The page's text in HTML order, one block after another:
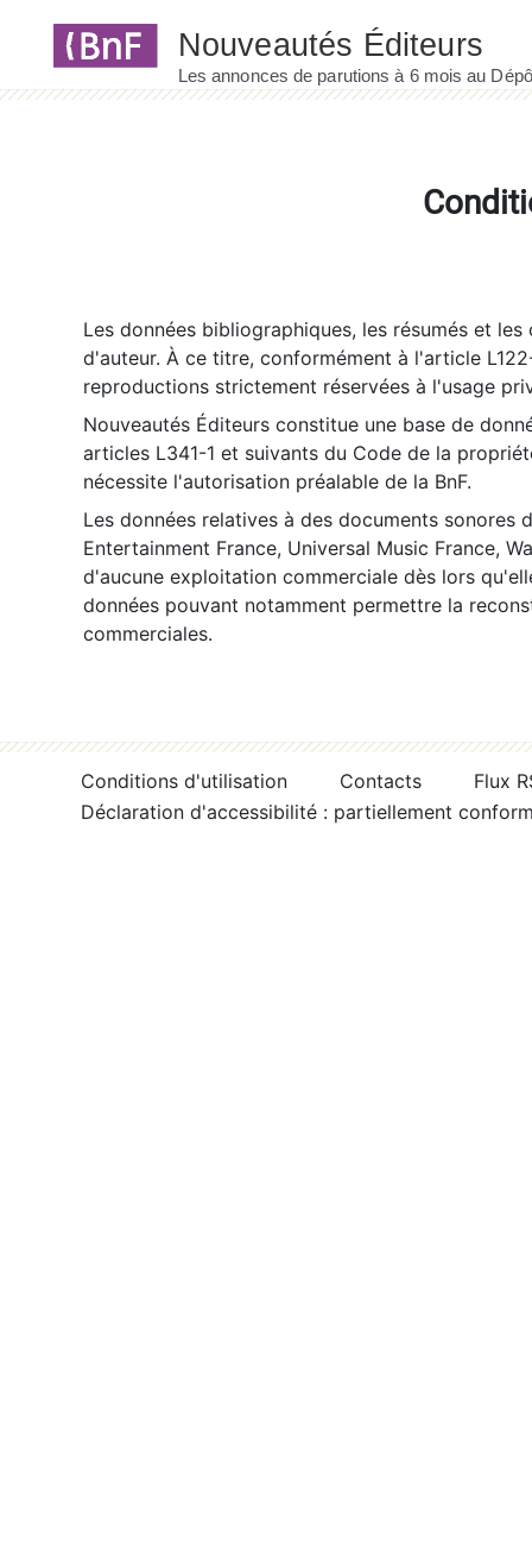
Les données bibliographiques, les résumés et
d'auteur. À ce titre, conformément à l'article
reproductions strictement réservées à l'usage
Nouveautés Éditeurs constitue une base de
articles L341-1 et suivants du Code de la
nécessite l'autorisation préalable de la BnF.
Les données relatives à des documents sonores
Entertainment France, Universal Music France,
d'aucune exploitation commerciale dès lors
données pouvant notamment permettre la
commerciales.
Conditions d'utilisation Contacts
Flux
Déclaration d'accessibilité : partiellement